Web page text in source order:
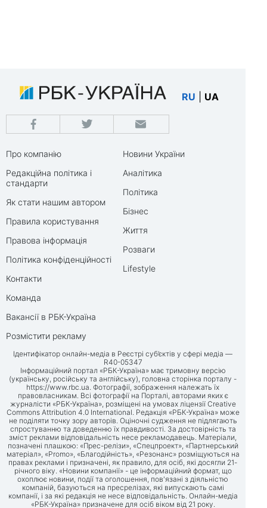
RU UA
Про компанію
Редакційна політика і
стандарти
Як стати нашим автором
Правила користування
Правова інформація
Політика конфіденційності
Контакти
Команда
Вакансії в РБК-Україна
Розмістити рекламу
Новини України
Аналітика
Політика
Бізнес
Життя
Розваги
Lifestyle
Ідентифікатор онлайн-медіа в Реєстрі суб’єктів у сфері медіа —
R40-05347
Інформаційний портал «РБК-Україна» має тримовну версію
(українську, російську та англійську), головна сторінка порталу -
https://www.rbc.ua. Фотографії, зображення належать їх
правовласникам. Всі фотографії на Порталі, авторами яких є
журналісти «РБК-Україна», розміщені на умовах ліцензії Creative
Commons Attribution 4.0 International. Редакція «РБК-Україна» може
не поділяти точку зору авторів. Оціночні судження не підлягають
спростуванню та доведенню їх правдивості. За достовірність та
зміст реклами відповідальність несе рекламодавець. Матеріали,
позначені плашкою: «Прес-релізи», «Спецпроект», «Партнерський
матеріал», «Promo», «Благодійність», «Резонанс» розміщуються на
правах реклами і призначені, як правило, для осіб, які досягли 21-
річного віку. «Новини компанії» - це інформаційний формат, що
охоплює новини, події та оголошення, пов'язані з діяльністю
компаній, базуються на пресрелізах, які випускають самі
компанії, і за які редакція не несе відповідальність. Онлайн-медіа
«РБК-Україна» призначене для осіб віком від 21 року.